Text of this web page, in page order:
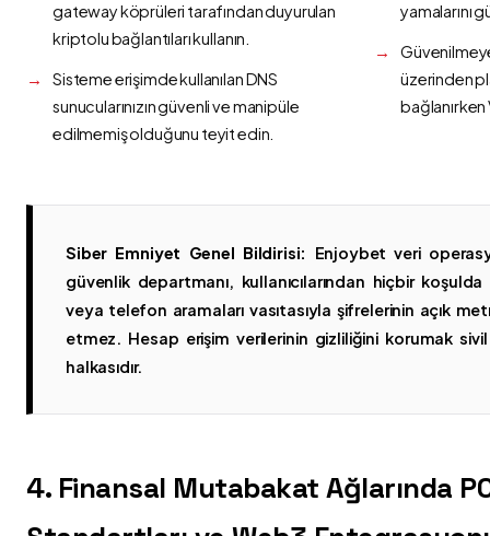
gateway köprüleri tarafından duyurulan
kriptolu bağlantıları kullanın.
Sisteme erişimde kullanılan DNS
sunucularınızın güvenli ve manipüle
edilmemiş olduğunu teyit edin.
yamalarını
üzerinden
bağlanırken
Siber Emniyet Genel Bildirisi:
Enjoybet veri
güvenlik departmanı, kullanıcılarından hiçbir
veya telefon aramaları vasıtasıyla şifrelerinin açık
etmez. Hesap erişim verilerinin gizliliğini korumak
halkasıdır.
4. Finansal Mutabakat Ağlarında